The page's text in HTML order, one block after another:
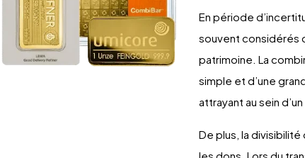
En période
souvent considérés
patrimoine. La
simple et d’une
attrayant au sein
De plus, la